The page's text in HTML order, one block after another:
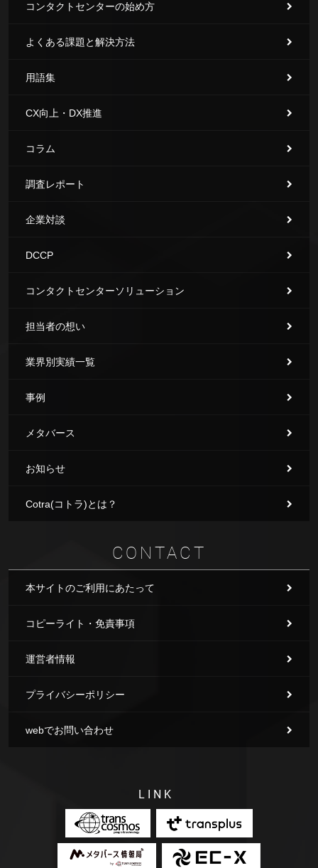
コンタクトセンターの始め方
よくある課題と解決方法
用語集
CX向上・DX推進
コラム
調査レポート
企業対談
DCCP
コンタクトセンターソリューション
担当者の想い
業界別実績一覧
事例
メタバース
お知らせ
Cotra(コトラ)とは？
CONTACT
本サイトのご利用にあたって
コピーライト・免責事項
運営者情報
プライバシーポリシー
webでお問い合わせ
LINK